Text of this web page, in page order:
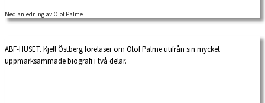
Den 28:e februari för 30 år mördades statsminister Olof Palme – något som
Med anledning av Olof Palme
ABF-HUSET. Kjell Östberg föreläser om Olof Palme utifrån sin mycket
uppmärksammade biografi i två delar.